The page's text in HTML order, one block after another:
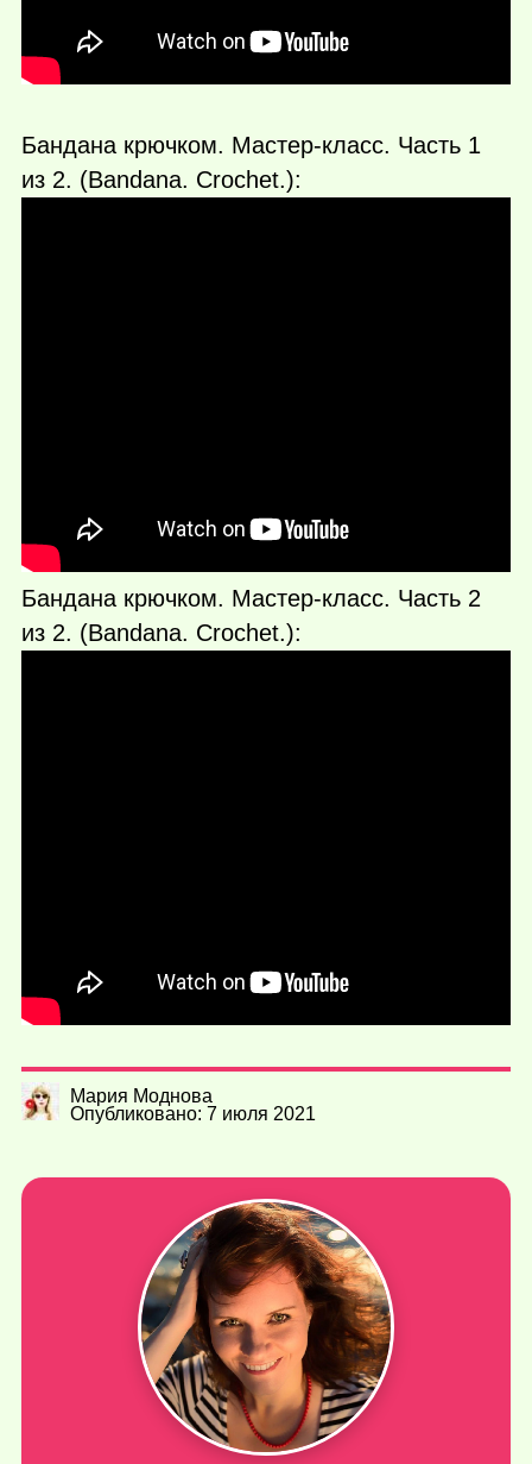
Бандана крючком. Мастер-класс. Часть 1
из 2. (Bandana. Crochet.):
Бандана крючком. Мастер-класс. Часть 2
из 2. (Bandana. Crochet.):
Мария Моднова
Опубликовано: 7 июля 2021